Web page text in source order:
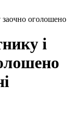
оголошено
і